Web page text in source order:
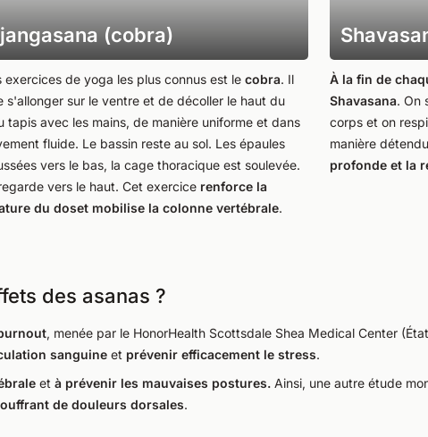
(cobra)
exercices de yoga les plus connus est lecobra. Il
s'allonger sur le ventre et de décoller le haut du
tapis avec les mains, de manière uniforme et dans
fluide. Le bassin reste au sol. Les épaules
vers le bas, la cage thoracique est soulevée.
vers le haut. Cet exercice renforce la
du doset mobilise la colonne vertébrale.
À la fin de
Shavasana. On
corps et on
manière
profonde et la
des asanas ?
, menée par le HonorHealth Scottsdale Shea Medical Center
sanguine et prévenir efficacement le stress.
et à prévenir les mauvaises postures. Ainsi, une autre étude
de douleurs dorsales.